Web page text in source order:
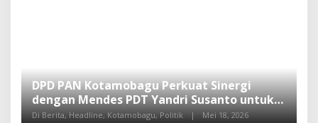
DPD PAN Kotamobagu Perkuat Sinergi
dengan Mendes PDT Yandri Susanto untuk
Pembangunan Sulut
Di Berita, Headline, Kotamobagu, Politik | Mei 18, 2026